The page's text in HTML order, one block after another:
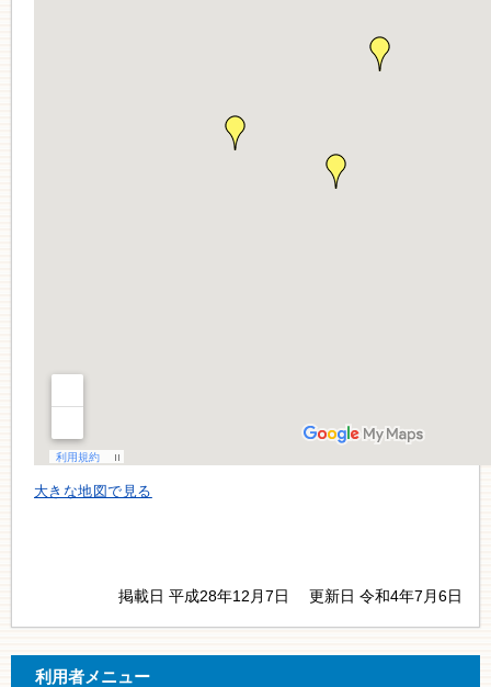
大きな地図で見る
掲載日 平成28年12月7日 更新日 令和4年7月6日
利用者メニュー